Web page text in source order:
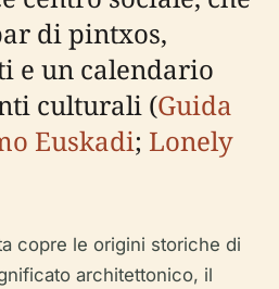
di pintxos,
e un calendario
culturali (Guida
Euskadi; Lonely
copre le origini storiche di
architettonico, il